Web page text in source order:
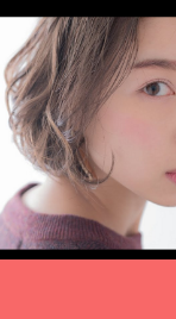
content